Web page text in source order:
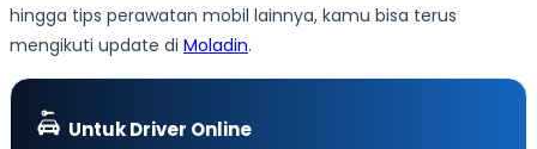
hingga tips perawatan mobil lainnya, kamu bisa terus
mengikuti update di Moladin.
Untuk Driver Online